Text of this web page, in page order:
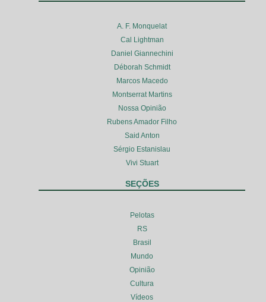
A. F. Monquelat
Cal Lightman
Daniel Giannechini
Déborah Schmidt
Marcos Macedo
Montserrat Martins
Nossa Opinião
Rubens Amador Filho
Said Anton
Sérgio Estanislau
Vivi Stuart
SEÇÕES
Pelotas
RS
Brasil
Mundo
Opinião
Cultura
Vídeos